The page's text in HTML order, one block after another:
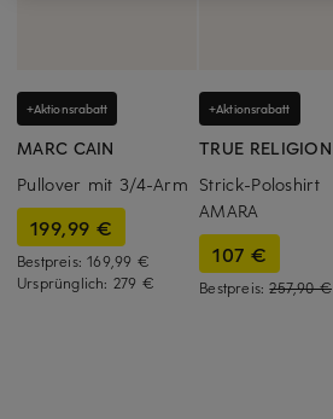
+Aktionsrabatt
MARC CAIN
Pullover mit 3/4-Arm
199,99 €
Bestpreis:169,99 €
Ursprünglich: 279 €
+Aktionsrabatt
TRUE RELIGION
Strick-Poloshirt
AMARA
107 €
Bestpreis:257,90 €